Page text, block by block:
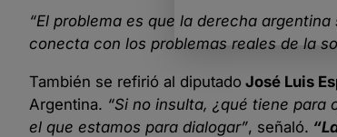
“El problema es que la derecha
conecta con los problemas reales de la
También se refirió al diputado José Luis
Argentina. “Si no insulta, ¿qué tiene
el que estamos para dialogar”, señaló.